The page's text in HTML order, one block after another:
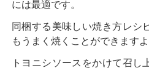
には最適です。
同梱する美味しい焼き方レシ
もうまく焼くことができますよ
トヨニシソースをかけて召し